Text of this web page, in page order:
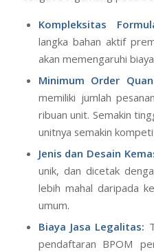
Kompleksitas
langka bahan aktif
akan memengaruhi
Minimum Order
memiliki jumlah
ribuan unit. Semakin
unitnya semakin
Jenis dan Desain
unik, dan dicetak
lebih mahal daripada
umum.
Biaya Jasa Legalitas:
pendaftaran BPOM